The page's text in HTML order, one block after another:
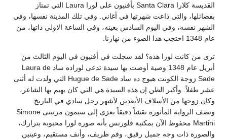
القديسة كلارا Santa Clara بأفنيون على لورا Laura التي تمتاز
بفضائلها، والتي ذاعت شهرتها في أغاني. وفي تلك المدينة نفسها، وفي
الشهر نفسه، وفي اليوم السادس بعينه، وفي الساعة الاولى ذاتها، من
عام 1348 احتجب هذا الضوء من نهارنا.
ترى من كانت لورا هذه؟ لقد سجلت في أفنيون في اليوم الثالث من
أبريل عام 1348 وصية أوصت بها سيدة تدعى لوراده ساد Laura de
Sade زوجة الكونت هيوج ده ساد Hugue de Sade التي ولدت له أثنى
عشر طفلاً. وأكبر الظن إن هذه السيدة هي التي كان يهيم بها الشاعر،
وكان زوجها من الأسلاف الأبعدين لأشهر رجل سادي في التاريخ.
وتصف الرواية المأثورة نقشاً دقيقاً يعزى إلى سيمون مرتينى Simone
Martini محفوظ الآن بمكتبة فلورنس بأنه صورة لورا محبوبة بترارك،
والصورة ذات وجه جميل رقيق، وفم ظريف، وأنف مستقيم، وعينين